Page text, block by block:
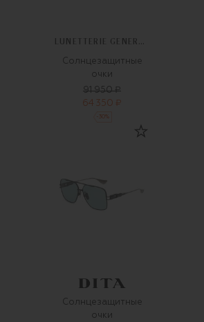
Солнцезащитные
очки
91 950 ₽
64 350 ₽
%
Солнцезащитные
очки